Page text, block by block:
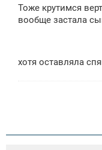
б
щ
Тоже крутимся
вообще застала
хотя оставляла